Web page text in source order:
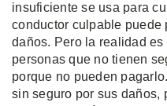
insuficiente se usa para
conductor culpable puede
daños. Pero la realidad
personas que no tienen
porque no pueden
sin seguro por sus daños,